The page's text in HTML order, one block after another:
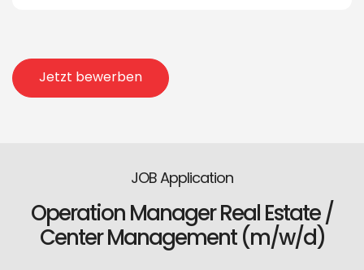
Jetzt bewerben
JOB Application
Operation Manager Real Estate /
Center Management (m/w/d)